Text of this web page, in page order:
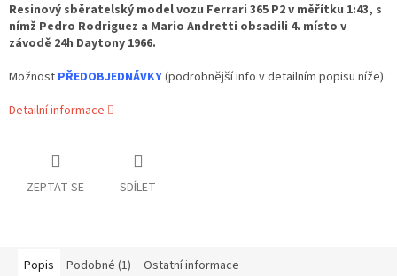
Resinový sběratelský model vozu Ferrari 365 P2 v měřítku 1:43, s
nímž Pedro Rodriguez a Mario Andretti obsadili 4. místo v
závodě 24h Daytony 1966.
Možnost PŘEDOBJEDNÁVKY(podrobnější info v detailním popisu níže).
Detailní informace
ZEPTAT SE SDÍLET
Popis Podobné (1) Ostatní informace